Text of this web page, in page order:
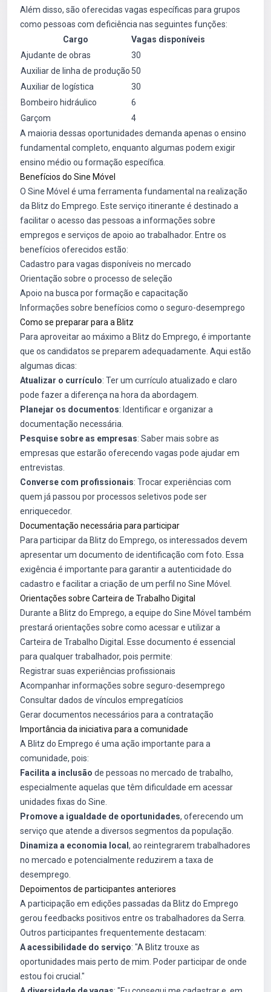
Além disso, são oferecidas vagas específicas para grupos
como pessoas com deficiência nas seguintes funções:
Cargo
Vagas disponíveis
Ajudante de obras
30
Auxiliar de linha de produção 50
Auxiliar de logística
30
Bombeiro hidráulico
6
Garçom
4
A maioria dessas oportunidades demanda apenas o ensino
fundamental completo, enquanto algumas podem exigir
ensino médio ou formação específica.
Benefícios do Sine Móvel
O Sine Móvel é uma ferramenta fundamental na realização
da Blitz do Emprego. Este serviço itinerante é destinado a
facilitar o acesso das pessoas a informações sobre
empregos e serviços de apoio ao trabalhador. Entre os
benefícios oferecidos estão:
Cadastro para vagas disponíveis no mercado
Orientação sobre o processo de seleção
Apoio na busca por formação e capacitação
Informações sobre benefícios como o seguro-desemprego
Como se preparar para a Blitz
Para aproveitar ao máximo a Blitz do Emprego, é importante
que os candidatos se preparem adequadamente. Aqui estão
algumas dicas:
Atualizar o currículo: Ter um currículo atualizado e claro
pode fazer a diferença na hora da abordagem.
Planejar os documentos: Identificar e organizar a
documentação necessária.
Pesquise sobre as empresas: Saber mais sobre as
empresas que estarão oferecendo vagas pode ajudar em
entrevistas.
Converse com profissionais: Trocar experiências com
quem já passou por processos seletivos pode ser
enriquecedor.
Documentação necessária para participar
Para participar da Blitz do Emprego, os interessados devem
apresentar um documento de identificação com foto. Essa
exigência é importante para garantir a autenticidade do
cadastro e facilitar a criação de um perfil no Sine Móvel.
Orientações sobre Carteira de Trabalho Digital
Durante a Blitz do Emprego, a equipe do Sine Móvel também
prestará orientações sobre como acessar e utilizar a
Carteira de Trabalho Digital. Esse documento é essencial
para qualquer trabalhador, pois permite:
Registrar suas experiências profissionais
Acompanhar informações sobre seguro-desemprego
Consultar dados de vínculos empregatícios
Gerar documentos necessários para a contratação
Importância da iniciativa para a comunidade
A Blitz do Emprego é uma ação importante para a
comunidade, pois:
Facilita a inclusão de pessoas no mercado de trabalho,
especialmente aquelas que têm dificuldade em acessar
unidades fixas do Sine.
Promove a igualdade de oportunidades, oferecendo um
serviço que atende a diversos segmentos da população.
Dinamiza a economia local , ao reintegrarem trabalhadores
no mercado e potencialmente reduzirem a taxa de
desemprego.
Depoimentos de participantes anteriores
A participação em edições passadas da Blitz do Emprego
gerou feedbacks positivos entre os trabalhadores da Serra.
Outros participantes frequentemente destacam:
A acessibilidade do serviço: "A Blitz trouxe as
oportunidades mais perto de mim. Poder participar de onde
estou foi crucial."